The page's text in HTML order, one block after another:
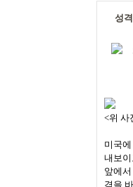
성
<위 사
미국
내보
앞에
격을